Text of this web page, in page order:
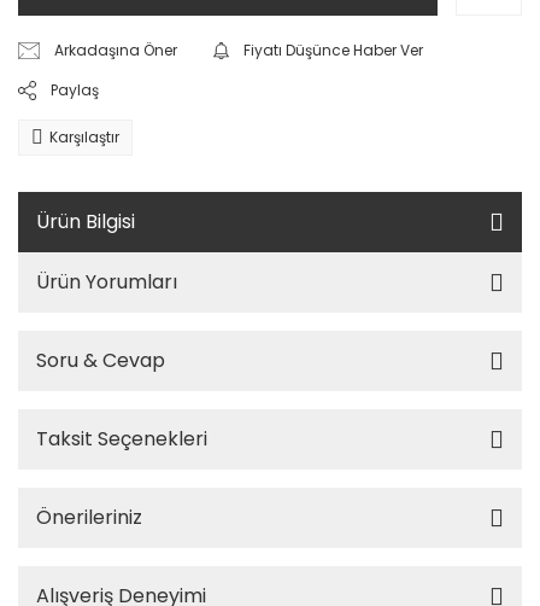
Arkadaşına Öner
Fiyatı Düşünce Haber Ver
Paylaş
Karşılaştır
Ürün Bilgisi
Ürün Yorumları
Soru & Cevap
Taksit Seçenekleri
Önerileriniz
Alışveriş Deneyimi